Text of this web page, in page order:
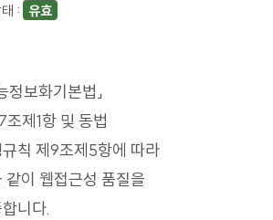
: 유효
정보화기본법」
제1항 및 동법
칙 제9조제5항에 따라
같이 웹접근성 품질을
니다.